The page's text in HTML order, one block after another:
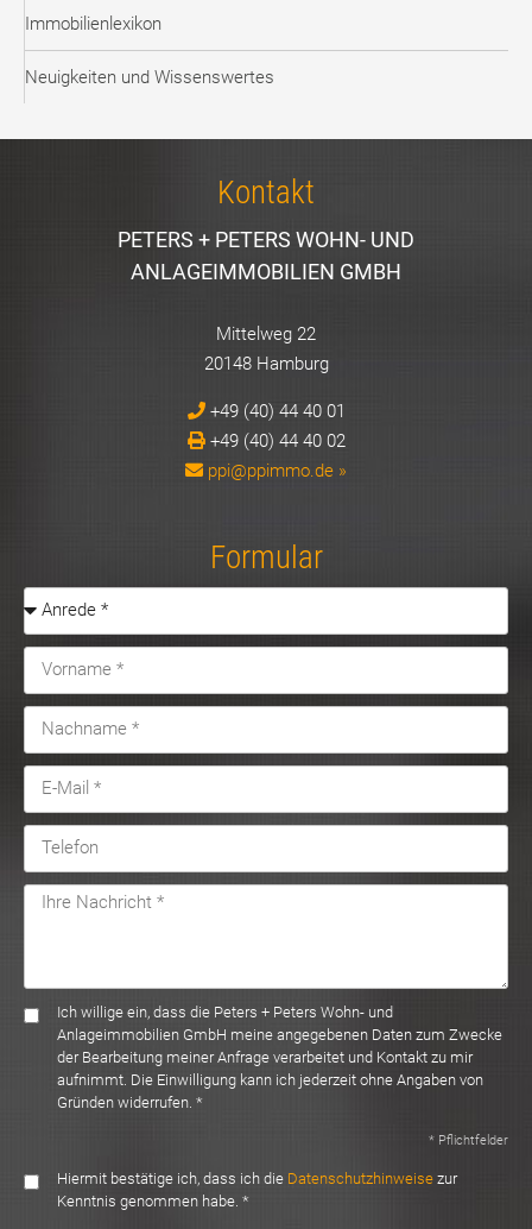
Immobilienlexikon
Neuigkeiten und Wissenswertes
Kontakt
PETERS + PETERS WOHN- UND
ANLAGEIMMOBILIEN GMBH
Mittelweg 22
20148 Hamburg
+49 (40) 44 40 01
+49 (40) 44 40 02
ppi@ppimmo.de »
Formular
Ich willige ein, dass die Peters + Peters Wohn- und
Anlageimmobilien GmbH meine angegebenen Daten zum Zwecke
der Bearbeitung meiner Anfrage verarbeitet und Kontakt zu mir
aufnimmt. Die Einwilligung kann ich jederzeit ohne Angaben von
Gründen widerrufen. *
* Pflichtfelder
Hiermit bestätige ich, dass ich die Datenschutzhinweise zur
Kenntnis genommen habe. *